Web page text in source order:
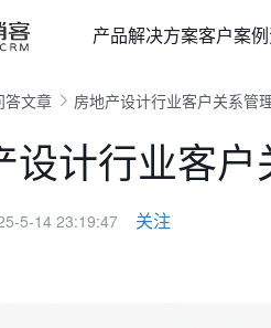
产品解决方案客户案例
答文章 房地产设计行业客户关系管
设计行业客户
5-14 23:19:47 关注